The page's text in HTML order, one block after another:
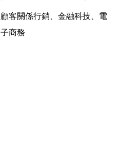
顧客關係行銷、金融科技、電
子商務